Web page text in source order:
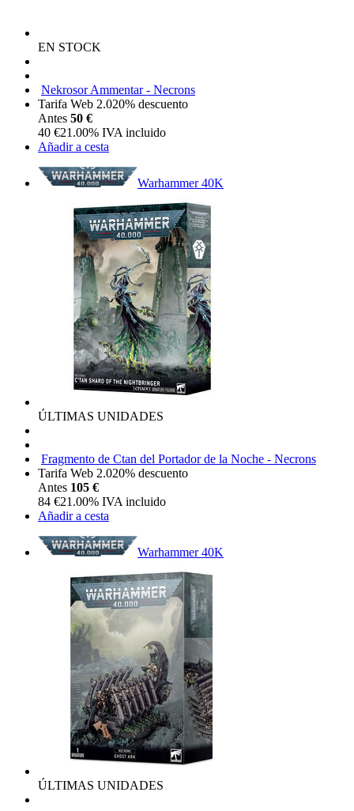
EN STOCK
Nekrosor Ammentar - Necrons
Tarifa Web 2.020% descuento
Antes 50 €
40 €21.00% IVA incluido
Añadir a cesta
Warhammer 40K
ÚLTIMAS UNIDADES
Fragmento de Ctan del Portador de la Noche - Necrons
Tarifa Web 2.020% descuento
Antes 105 €
84 €21.00% IVA incluido
Añadir a cesta
Warhammer 40K
ÚLTIMAS UNIDADES